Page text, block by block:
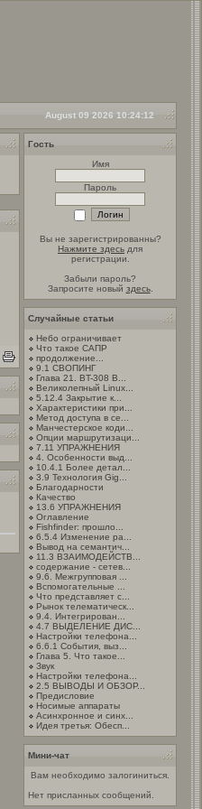
August 09 2026 10:24:12
Гость
Имя
Пароль
Вы не зарегистрированны?
Нажмите здесь для
регистрации.
Забыли пароль?
Запросите новый здесь.
Случайные статьи
Небо ограничивает
Что такое САПР
продолжение...
9.1 СВОПИНГ
Глава 21. BT-308 B...
Великолепный Linux...
5.12.4 Закрытие к...
Характеристики при...
Метод доступа в се...
Манчестерское коди...
Опции маршрутизаци...
7.11 УПРАЖНЕНИЯ
4. Особенности выд...
10.4.1 Более детал...
3.9 Технология Gig...
Благодарности
Качество
13.6 УПРАЖНЕНИЯ
Оглавление
Fishfinder: прошло...
6.5.4 Изменение ра...
Вывод на семантич...
11.3 ВЗАИМОДЕЙСТВ...
содержание - сетев...
9.6. Межгрупповая ...
Вспомогательные ...
Что представляет с...
Рынок телематическ...
9.4. Интегрирован...
4.7 ВЫДЕЛЕНИЕ ДИС...
Настройки телефона...
6.6.1 События, выз...
Глава 5. Что такое...
Звук
Настройки телефона...
2.5 ВЫВОДЫ И ОБЗОР...
Предисловие
Носимые аппараты
Асинхронное и синх...
Идея третья: Обесп...
Мини-чат
Вам необходимо залогиниться.
Нет присланных сообщений.